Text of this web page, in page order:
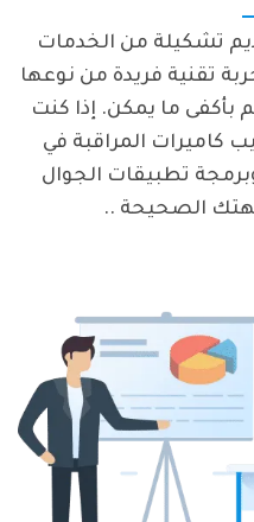
تشكيلة من الخدمات
تقنية فريدة من نوعها
ما يمكن. إذا كنت
كاميرات المراقبة في
تطبيقات الجوال
الصحيحة ..